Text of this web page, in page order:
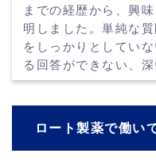
までの経歴から、興
明しました。単純な
をしっかりとしてい
る回答ができない、
ロート製薬で働い